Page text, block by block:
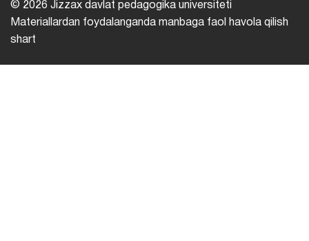
© 2026 Jizzax davlat pedagogika universiteti
Materiallardan foydalanganda manbaga faol havola qilish
shart